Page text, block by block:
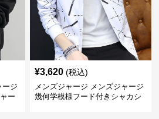
ージ
ー
¥3,620 (税込)
メンズジャージ メンズジャージ
幾何学模様フード付きシャカシ